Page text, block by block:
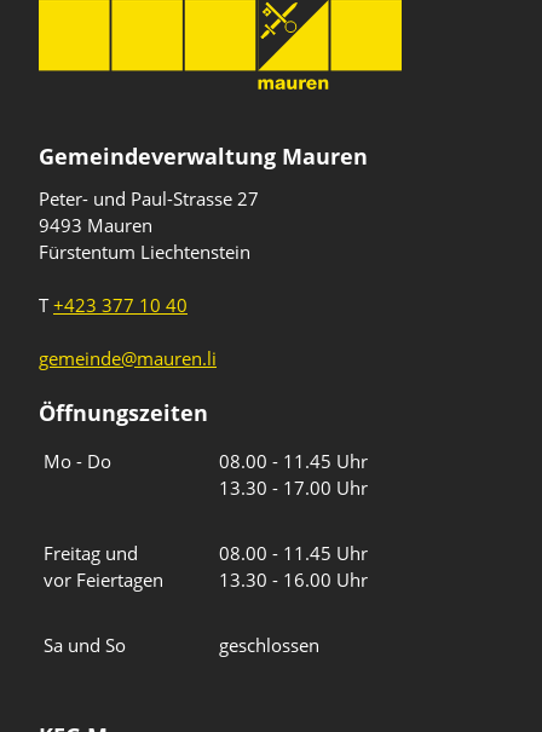
Gemeindeverwaltung Mauren
Peter- und Paul-Strasse 27
9493 Mauren
Fürstentum Liechtenstein
T+423 377 10 40
gemeinde@mauren.li
Öffnungszeiten
Mo - Do
08.00 - 11.45 Uhr
13.30 - 17.00 Uhr
Freitag und
vor Feiertagen
08.00 - 11.45 Uhr
13.30 - 16.00 Uhr
Sa und So geschlossen